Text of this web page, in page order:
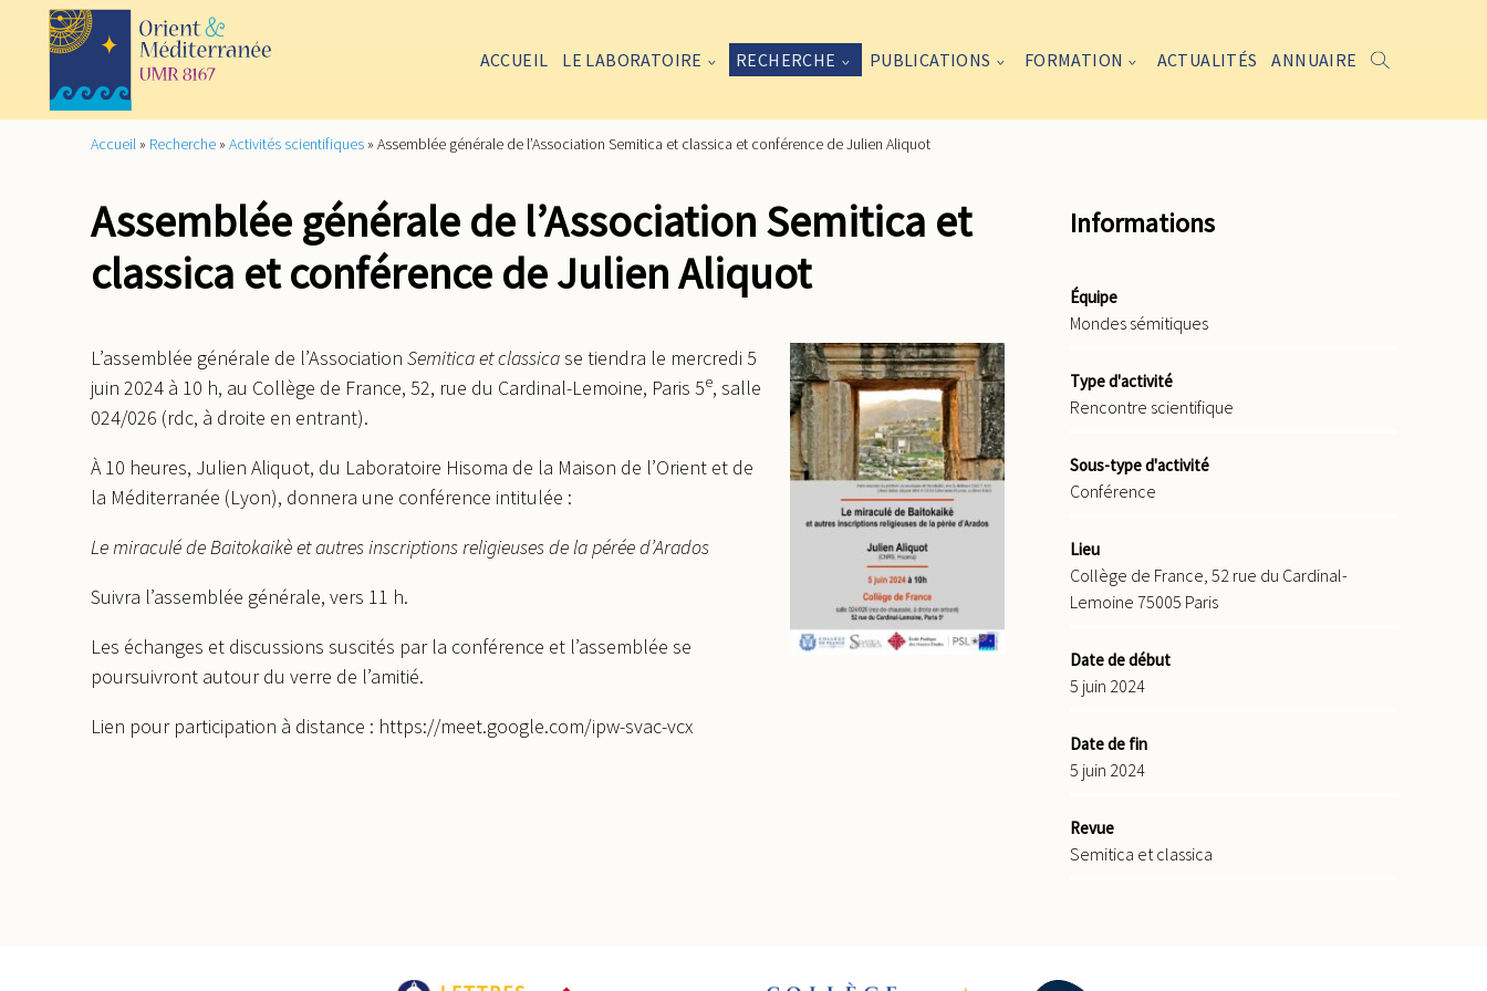
ACCUEIL LE LABORATOIRE RECHERCHE PUBLICATIONS FORMATION ACTUALITÉS ANNUAIRE
Accueil » Recherche » Activités scientifiques » Assemblée générale de l’Association Semitica et classica et conférence de Julien Aliquot
Assemblée générale de l’Association Semitica et
classica et conférence de Julien Aliquot
L’assemblée générale de l’Association Semitica et classicase tiendra le mercredi 5
juin 2024 à 10 h, au Collège de France, 52, rue du Cardinal-Lemoine, Paris 5e, salle
024/026 (rdc, à droite en entrant).
À 10 heures, Julien Aliquot, du Laboratoire Hisoma de la Maison de l’Orient et de
la Méditerranée (Lyon), donnera une conférence intitulée :
Le miraculé de Baitokaikè et autres inscriptions religieuses de la pérée d’Arados
Suivra l’assemblée générale, vers 11 h.
Les échanges et discussions suscités par la conférence et l’assemblée se
poursuivront autour du verre de l’amitié.
Lien pour participation à distance : https://meet.google.com/ipw-svac-vcx
Informations
Équipe
Mondes sémitiques
Type d'activité
Rencontre scientifique
Sous-type d'activité
Conférence
Lieu
Collège de France, 52 rue du Cardinal-
Lemoine 75005 Paris
Date de début
5 juin 2024
Date de fin
5 juin 2024
Revue
Semitica et classica